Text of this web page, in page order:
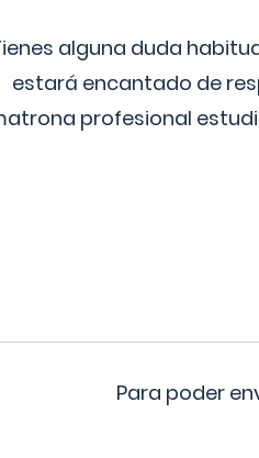
alguna duda
estará encantado de
profesional
Para poder